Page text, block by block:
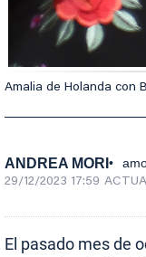
Amalia de Holanda con
ANDREA MORI
29/12/2023 17:59
El pasado mes de